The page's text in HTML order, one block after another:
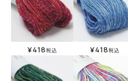
¥418税込 ¥418税込